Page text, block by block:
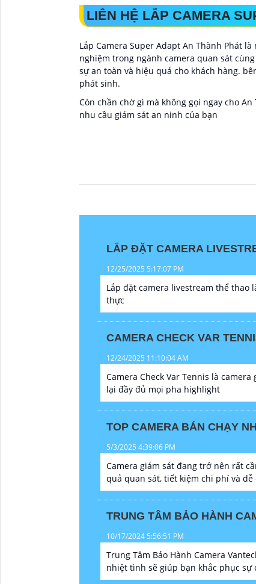
LIÊN HỆ LẮP CAMERA
Lắp Camera Super Adapt An Thành Phát
nghiệm trong ngành camera quan sát
sự an toàn và hiệu quả cho khách hàng.
phát sinh.
Còn chần chờ gì mà không gọi ngay cho
nhu cầu giám sát an ninh của bạn
LẮP ĐẶT CAMERA
12/25/2025 5:17:07 PM
Lắp đặt camera livestream thể
thực
CAMERA CHECK VAR
12/24/2025 11:10:04 AM
Camera Check Var Tennis là
lại đầy đủ mọi pha highlight
TOP CAMERA BÁN CHẠY
5/3/2025 4:39:06 PM
Camera giám sát đang trở nên rất
quả quan sát, tiết kiệm chi phí và dễ
TRUNG TÂM BẢO HÀNH
10/17/2024 5:56:51 PM
Trung Tâm Bảo Hành Camera
nhiệt tình sẽ giúp bạn khắc phục sự